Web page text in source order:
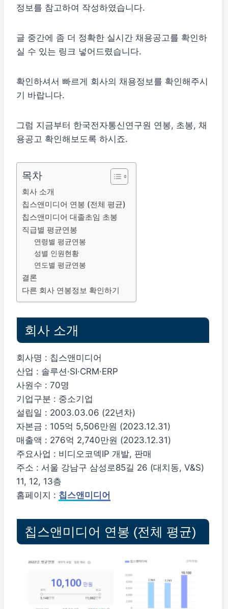
정보를 참고하여 작성하였습니다.
글 중간에 좀 더 정확한 실시간 채용공고를 확인하
실 수 있는 링크 넣어드렸습니다.
확인하셔서 빠르게 회사의 채용정보를 확인해주시
기 바랍니다.
그럼 지금부터 한국전자통신연구원 연봉, 초봉, 채
용공고 확인해보도록 하시죠.
목차
회사 소개
칩스앤미디어 연봉 (전체 평균)
칩스앤미디어 대졸초임 초봉
직급별 평균연봉
연령별 평균연봉
성별 인원현황
연도별 평균연봉
결론
다른 회사 연봉정보 확인하기
회사 소개
회사명 : 칩스앤미디어
산업 : 솔루션·SI·CRM·ERP
사원수 : 70명
기업구분 : 중소기업
설립일 : 2003.03.06 (22년차)
자본금 : 105억 5,506만원 (2023.12.31)
매출액 : 276억 2,740만원 (2023.12.31)
주요사업 : 비디오코덱IP 개발, 판매
주소 : 서울 강남구 삼성로85길 26 (대치동, V&S)
11, 12, 13층
홈페이지 : 칩스앤미디어
칩스앤미디어 연봉 (전체 평균)